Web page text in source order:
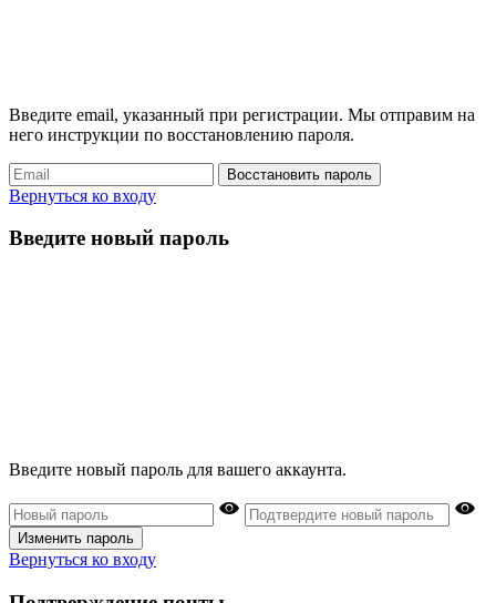
Введите email, указанный при регистрации. Мы отправим на
него инструкции по восстановлению пароля.
Восстановить пароль
Вернуться ко входу
Введите новый пароль
Введите новый пароль для вашего аккаунта.
Изменить пароль
Вернуться ко входу